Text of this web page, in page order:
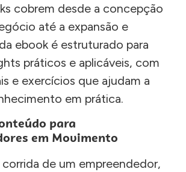
cobrem desde a concepção
até a expansão e
ebook é estruturado para
práticos e aplicáveis, com
e exercícios que ajudam a
em prática.
para
em Movimento
de um empreendedor,